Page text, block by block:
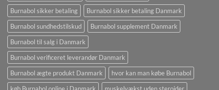
Burnabol sikker betaling
Burnabol sikker betaling Danmark
Burnabol sundhedstilskud
Burnabol supplement Danmark
Burnabol til salg i Danmark
Burnabol verificeret leverandør Danmark
Burnabol ægte produkt Danmark
hvor kan man købe Burnabol